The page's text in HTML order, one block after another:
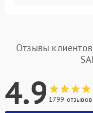
Отзывы
4.9 1799 отзывов